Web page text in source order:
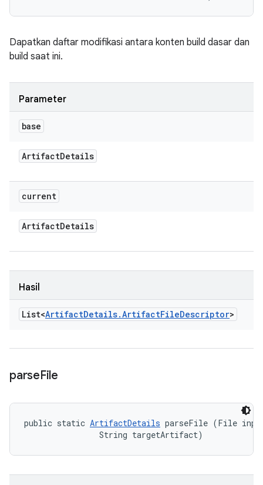
Dapatkan daftar modifikasi antara konten build dasar dan
build saat ini.
Parameter
base
ArtifactDetails
current
ArtifactDetails
Hasil
List<ArtifactDetails.ArtifactFileDescriptor>
parseFile
public static ArtifactDetails parseFile (File
                String targetArtifact)